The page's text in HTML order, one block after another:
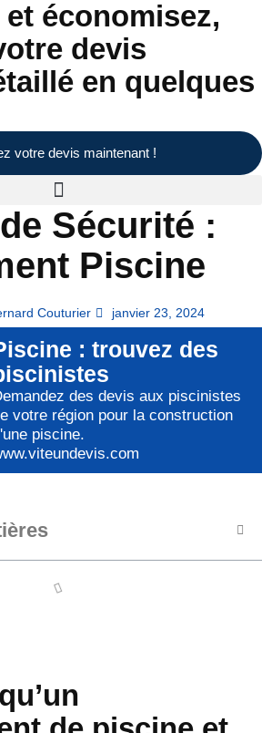
économisez,
devis
en quelques
votre devis maintenant !
Sécurité :
Piscine
Couturier janvier 23, 2024
: trouvez des
des devis aux piscinistes
votre région pour la construction
piscine.